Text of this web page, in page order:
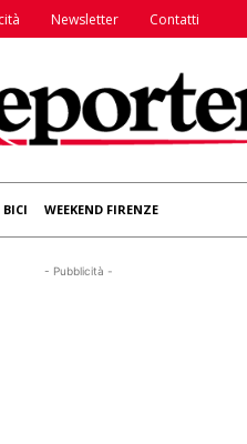
Newsletter Contatti
WEEKEND FIRENZE
- Pubblicità -